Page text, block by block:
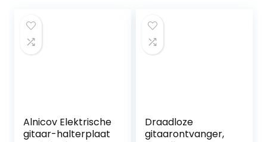
Alnicov Elektrische
gitaar-halterplaat
Draadloze
gitaarontvanger,